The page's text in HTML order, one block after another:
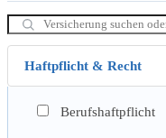
Haftpflicht & Recht
Berufshaftpflicht